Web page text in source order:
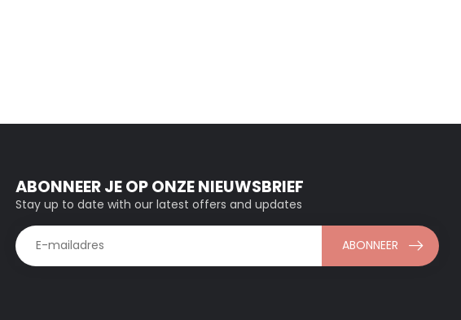
ABONNEER JE OP ONZE NIEUWSBRIEF
Stay up to date with our latest offers and updates
ABONNEER